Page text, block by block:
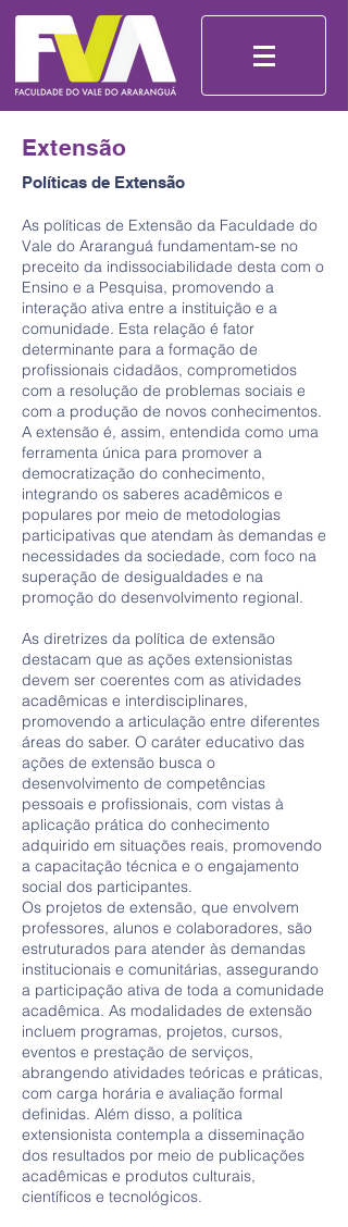
Extensão
Políticas de Extensão
As políticas de Extensão da Faculdade do
Vale do Araranguá fundamentam-se no
preceito da indissociabilidade desta com o
Ensino e a Pesquisa, promovendo a
interação ativa entre a instituição e a
comunidade. Esta relação é fator
determinante para a formação de
profissionais cidadãos, comprometidos
com a resolução de problemas sociais e
com a produção de novos conhecimentos.
A extensão é, assim, entendida como uma
ferramenta única para promover a
democratização do conhecimento,
integrando os saberes acadêmicos e
populares por meio de metodologias
participativas que atendam às demandas e
necessidades da sociedade, com foco na
superação de desigualdades e na
promoção do desenvolvimento regional.
As diretrizes da política de extensão
destacam que as ações extensionistas
devem ser coerentes com as atividades
acadêmicas e interdisciplinares,
promovendo a articulação entre diferentes
áreas do saber. O caráter educativo das
ações de extensão busca o
desenvolvimento de competências
pessoais e profissionais, com vistas à
aplicação prática do conhecimento
adquirido em situações reais, promovendo
a capacitação técnica e o engajamento
social dos participantes.
Os projetos de extensão, que envolvem
professores, alunos e colaboradores, são
estruturados para atender às demandas
institucionais e comunitárias, assegurando
a participação ativa de toda a comunidade
acadêmica. As modalidades de extensão
incluem programas, projetos, cursos,
eventos e prestação de serviços,
abrangendo atividades teóricas e práticas,
com carga horária e avaliação formal
definidas. Além disso, a política
extensionista contempla a disseminação
dos resultados por meio de publicações
acadêmicas e produtos culturais,
científicos e tecnológicos.